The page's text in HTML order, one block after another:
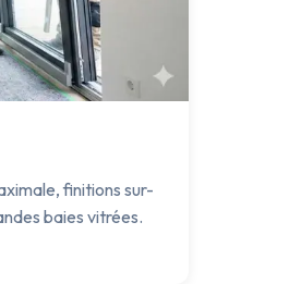
finitions sur-
baies vitrées.